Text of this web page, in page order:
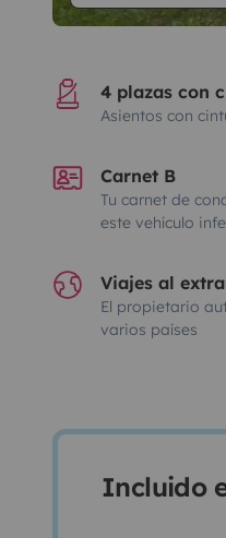
4 plazas con
Asientos con
Carnet B
Tu carnet de
este vehículo
Viajes al
El propietario
varios países
Incluido